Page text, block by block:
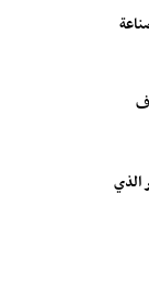
الذي